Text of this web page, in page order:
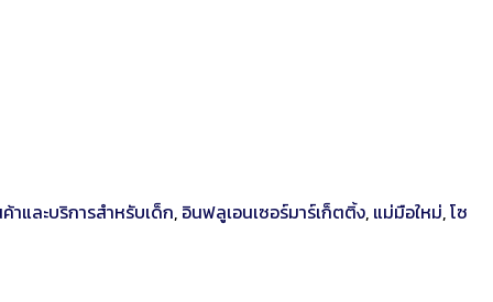
าและบริการสำหรับเด็ก, อินฟลูเอนเซอร์มาร์เก็ตติ้ง, แม่มือใหม่,โซ